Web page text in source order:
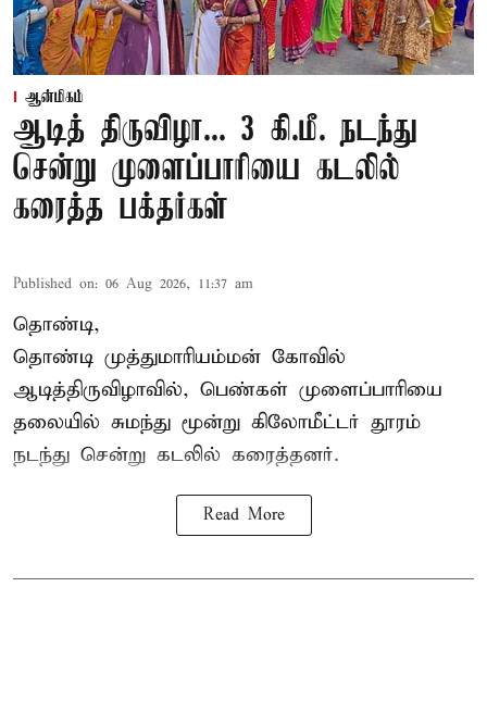
ஆன்மிகம்
ஆடித் திருவிழா... 3 கி.மீ. நடந்து
சென்று முளைப்பாரியை கடலில்
கரைத்த பக்தர்கள்
Published on: 06 Aug 2026, 11:37 am
தொண்டி,
தொண்டி முத்துமாரியம்மன் கோவில்
ஆடித்திருவிழாவில், பெண்கள் முளைப்பாரியை
தலையில் சுமந்து மூன்று கிலோமீட்டர் தூரம்
நடந்து சென்று கடலில் கரைத்தனர்.
Read More